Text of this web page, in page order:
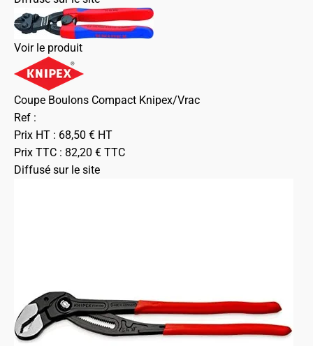
Voir le produit
Coupe Boulons Compact Knipex/Vrac
Ref :
Prix HT : 68,50 € HT
Prix TTC : 82,20 € TTC
Diffusé sur le site